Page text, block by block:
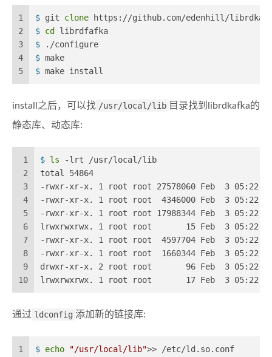
1
2
3
4
5
$ git clone https://github.com/edenhill/
$ cd
librdfafka
$
./configure
$ make
$ make install
install之后，可以找 /usr/local/lib 目录找到librdkafka的
静态库、动态库:
1
2
3
4
5
6
7
8
9
10
$ ls -lrt /usr/local/lib
total 54864
-rwxr-xr-x. 1 root root 27578060 Feb  3 05:22
-rwxr-xr-x. 1 root root  4346000 Feb  3 05:22
-rwxr-xr-x. 1 root root 17988344 Feb  3 05:22
lrwxrwxrwx. 1 root root       15 Feb  3 05:22
-rwxr-xr-x. 1 root root  4597704 Feb  3 05:22
-rwxr-xr-x. 1 root root  1660344 Feb  3 05:22
drwxr-xr-x. 2 root root       96 Feb  3 05:22
lrwxrwxrwx. 1 root root       17 Feb  3 05:22
通过 ldconfig 添加新的链接库:
1
$ echo "/usr/local/lib">> /etc/ld.so.conf